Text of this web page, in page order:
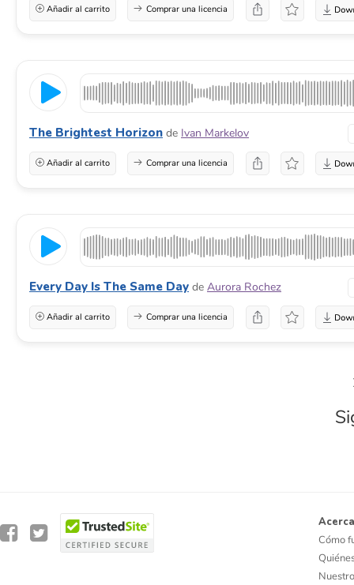
Añadir al carrito Comprar una licencia
The Brightest Horizon de Ivan Markelov
Añadir al carrito Comprar una licencia
Every Day Is The Same Day de Aurora Rochez
Añadir al carrito Comprar una licencia
Cómo